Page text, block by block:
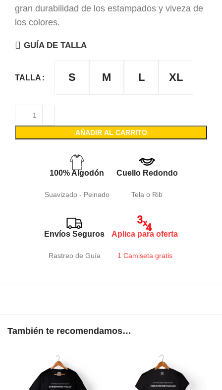
gran durabilidad de los estampados y viveza de
los colores.
GUÍA DE TALLA
TALLA S M L XL
AÑADIR AL CARRITO
100% Algodón
Suavizado - Peinado
Cuello Redondo
Tela o Rib
Envíos Seguros
Rastreo de Guía
Aplica para oferta
1 Camiseta gratis
También te recomendamos…